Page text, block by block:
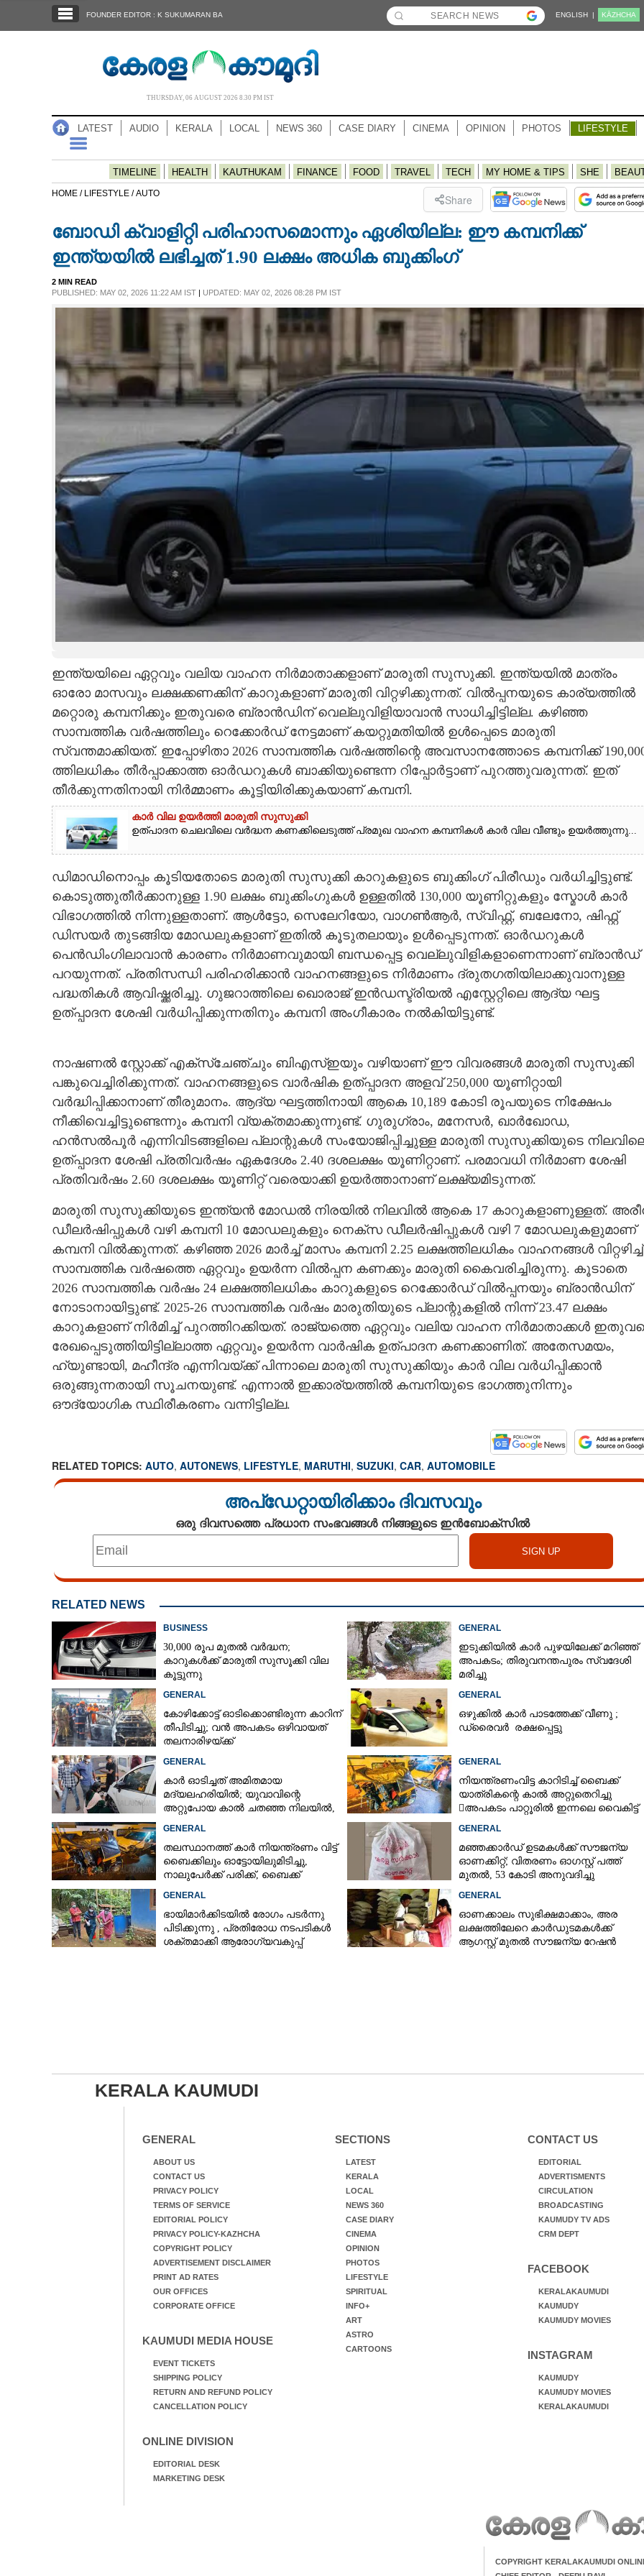
NOTIFIED NEWS
NEWS 360
CASE DIARY
SPIRITUAL
LITERATURE
CONTACT US
FOUNDER EDITOR : K SUKUMARAN BA ENGLISH | KĀZHCHA
THURSDAY, 06 AUGUST 2026 8.30 PM IST
LATEST AUDIO KERALA LOCAL NEWS 360 CASE DIARY CINEMA OPINION PHOTOS LIFESTYLE
TIMELINE HEALTH KAUTHUKAM FINANCE FOOD TRAVEL TECH MY HOME & TIPS SHE
HOME / LIFESTYLE /AUTO Share
ബോഡി ക്വാളിറ്റി പരിഹാസമൊന്നും ഏശിയില്ല: ഈ കമ്പനിക്ക്
ഇന്ത്യയിൽ ലഭിച്ചത് 1.90 ലക്ഷം അധിക ബുക്കിംഗ്
2 MIN READ
PUBLISHED: MAY 02, 2026 11:22 AM IST| UPDATED: MAY 02, 2026 08:28 PM IST
ഇന്ത്യയിലെ ഏറ്റവും വലിയ വാഹന നിർമാതാക്കളാണ് മാരുതി സുസുക്കി. ഇന്ത്യയിൽ മാത്രം
ഓരോ മാസവും ലക്ഷക്കണക്കിന് കാറുകളാണ് മാരുതി വിറ്റഴിക്കുന്നത്. വിൽപ്പനയുടെ കാര്യത്തിൽ
മറ്റൊരു കമ്പനിക്കും ഇതുവരെ ബ്രാൻഡിന് വെല്ലുവിളിയാവാൻ സാധിച്ചിട്ടില്ല. കഴിഞ്ഞ
സാമ്പത്തിക വർഷത്തിലും റെക്കോർഡ് നേട്ടമാണ് കയറ്റുമതിയിൽ ഉൾപ്പെടെ മാരുതി
സ്വന്തമാക്കിയത്. ഇപ്പോഴിതാ 2026 സാമ്പത്തിക വർഷത്തിന്റെ അവസാനത്തോടെ കമ്പനിക്ക്
ത്തിലധികം തീർപ്പാക്കാത്ത ഓർഡറുകൾ ബാക്കിയുണ്ടെന്ന റിപ്പോർട്ടാണ് പുറത്തുവരുന്നത്. ഇത്
തീർക്കുന്നതിനായി നിർമ്മാണം കൂട്ടിയിരിക്കുകയാണ് കമ്പനി.
കാർ വില ഉയർത്തി മാരുതി സുസുക്കി
ഉത്പാദന ചെലവിലെ വർദ്ധന കണക്കിലെടുത്ത് പ്രമുഖ വാഹന കമ്പനികൾ കാർ വില വീണ്ടും ഉയർത്തുന്നു...
ഡിമാഡിനൊപ്പം കൂടിയതോടെ മാരുതി സുസുക്കി കാറുകളുടെ ബുക്കിംഗ് പിരീഡും വർധിച്ചിട്ടുണ്ട്.
കൊടുത്തുതീർക്കാനുള്ള 1.90 ലക്ഷം ബുക്കിംഗുകൾ ഉള്ളതിൽ 130,000 യൂണിറ്റുകളും സ്മോൾ കാർ
വിഭാഗത്തിൽ നിന്നുള്ളതാണ്. ആൾട്ടോ, സെലേറിയോ, വാഗൺആർ, സ്വിഫ്റ്റ്, ബലേനോ, ഷിഫ്റ്റ്
ഡിസയർ തുടങ്ങിയ മോഡലുകളാണ് ഇതിൽ കൂടുതലായും ഉൾപ്പെടുന്നത്. ഓർഡറുകൾ
പെൻഡിംഗിലാവാൻ കാരണം നിർമാണവുമായി ബന്ധപ്പെട്ട വെല്ലുവിളികളാണെന്നാണ് ബ്രാൻഡ്
പറയുന്നത്. പ്രതിസന്ധി പരിഹരിക്കാൻ വാഹനങ്ങളുടെ നിർമാണം ദ്രുതഗതിയിലാക്കുവാനുള്ള
പദ്ധതികൾ ആവിഷ്ക്കരിച്ചു. ഗുജറാത്തിലെ ഖൊരാജ് ഇൻഡസ്ട്രിയൽ എസ്റ്റേറ്റിലെ ആദ്യ ഘട്ട
ഉത്പ്പാദന ശേഷി വർധിപ്പിക്കുന്നതിനും കമ്പനി അംഗീകാരം നൽകിയിട്ടുണ്ട്.
നാഷണൽ സ്റ്റോക്ക് എക്സ്ചേഞ്ചും ബിഎസ്ഇയും വഴിയാണ് ഈ വിവരങ്ങൾ മാരുതി സുസുക്കി
പങ്കുവെച്ചിരിക്കുന്നത്. വാഹനങ്ങളുടെ വാർഷിക ഉത്പ്പാദന അളവ് 250,000 യൂണിറ്റായി
വർദ്ധിപ്പിക്കാനാണ് തീരുമാനം. ആദ്യ ഘട്ടത്തിനായി ആകെ 10,189 കോടി രൂപയുടെ നിക്ഷേപം
നീക്കിവെച്ചിട്ടുണ്ടെന്നും കമ്പനി വ്യക്തമാക്കുന്നുണ്ട്. ഗുരുഗ്രാം, മനേസർ, ഖാർഖോഡ,
ഹൻസൽപൂർ എന്നിവിടങ്ങളിലെ പ്ലാന്റുകൾ സംയോജിപ്പിച്ചുള്ള മാരുതി സുസുക്കിയുടെ
ഉത്പ്പാദന ശേഷി പ്രതിവർഷം ഏകദേശം 2.40 ദശലക്ഷം യൂണിറ്റാണ്. പരമാവധി നിർമാണ ശേഷി
പ്രതിവർഷം 2.60 ദശലക്ഷം യൂണിറ്റ് വരെയാക്കി ഉയർത്താനാണ് ലക്ഷ്യമിടുന്നത്.
മാരുതി സുസുക്കിയുടെ ഇന്ത്യൻ മോഡൽ നിരയിൽ നിലവിൽ ആകെ 17 കാറുകളാണുള്ളത്.
ഡീലർഷിപ്പുകൾ വഴി കമ്പനി 10 മോഡലുകളും നെക്സ ഡീലർഷിപ്പുകൾ വഴി 7 മോഡലുകളുമാണ്
കമ്പനി വിൽക്കുന്നത്. കഴിഞ്ഞ 2026 മാർച്ച് മാസം കമ്പനി 2.25 ലക്ഷത്തിലധികം വാഹനങ്ങൾ വിറ്റഴിച്ച്
സാമ്പത്തിക വർഷത്തെ ഏറ്റവും ഉയർന്ന വിൽപ്പന കണക്കും മാരുതി കൈവരിച്ചിരുന്നു. കൂടാതെ
2026 സാമ്പത്തിക വർഷം 24 ലക്ഷത്തിലധികം കാറുകളുടെ റെക്കോർഡ് വിൽപ്പനയും ബ്രാൻഡിന്
നോടാനായിട്ടുണ്ട്. 2025-26 സാമ്പത്തിക വർഷം മാരുതിയുടെ പ്ലാന്റുകളിൽ നിന്ന് 23.47 ലക്ഷം
കാറുകളാണ് നിർമിച്ച് പുറത്തിറക്കിയത്. രാജ്യത്തെ ഏറ്റവും വലിയ വാഹന നിർമാതാക്കൾ
രേഖപ്പെടുത്തിയിട്ടില്ലാത്ത ഏറ്റവും ഉയർന്ന വാർഷിക ഉത്പാദന കണക്കാണിത്. അതേസമയം,​
ഹ്യുണ്ടായി,​ മഹീന്ദ്ര എന്നിവയ്ക്ക് പിന്നാലെ മാരുതി സുസുക്കിയും കാർ വില വർധിപ്പിക്കാൻ
ഒരുങ്ങുന്നതായി സൂചനയുണ്ട്. എന്നാൽ ഇക്കാര്യത്തിൽ കമ്പനിയുടെ ഭാഗത്തുനിന്നും
ഔദ്യോഗിക സ്ഥിരീകരണം വന്നിട്ടില്ല.
RELATED TOPICS: AUTO, AUTONEWS, LIFESTYLE, MARUTHI, SUZUKI, CAR, AUTOMOBILE
അപ്ഡേറ്റായിരിക്കാം ദിവസവും
ഒരു ദിവസത്തെ പ്രധാന സംഭവങ്ങൾ നിങ്ങളുടെ ഇൻബോക്സിൽ
RELATED NEWS
BUSINESS
30,000 രൂപ മുതല്‍ വര്‍ദ്ധന;
കാറുകള്‍ക്ക് മാരുതി സുസൂക്കി വില
കൂട്ടുന്നു
GENERAL
ഇടുക്കിയിൽ കാർ പുഴയിലേക്ക് മറിഞ്ഞ്
അപകടം; തിരുവനന്തപുരം സ്വദേശി
മരിച്ചു
GENERAL
കോഴിക്കോട്ട് ഓടിക്കൊണ്ടിരുന്ന കാറിന്
തീപിടിച്ചു; വൻ അപകടം ഒഴിവായത്
തലനാരിഴയ്ക്ക്
GENERAL
ഒഴുക്കിൽ കാർ പാടത്തേക്ക് വീണു ;
ഡ്രൈവർ രക്ഷപ്പെട്ടു
GENERAL
കാർ ഓടിച്ചത് അമിതമായ
മദ്യലഹരിയിൽ; യുവാവിന്റെ
അറ്റുപോയ കാൽ ചതഞ്ഞ നിലയിൽ,
GENERAL
നിയന്ത്രണംവിട്ട കാറിടിച്ച് ബൈക്ക്
യാത്രികന്റെ കാൽ അറ്റുതെറിച്ചു
അപകടം പാറ്റൂരിൽ ഇന്നലെ വൈകിട്ട്
കാറിലുണ്ടായിരുന്നവർ കസ്റ്റഡിയിൽ
GENERAL
തലസ്ഥാനത്ത് കാർ നിയന്ത്രണം വിട്ട്
ബൈക്കിലും ഓട്ടോയിലുമിടിച്ചു,​
നാലുപേർക്ക് പരിക്ക്,​ ബൈക്ക്
GENERAL
മഞ്ഞക്കാർഡ് ഉടമകൾക്ക് സൗജന്യ
ഓണക്കിറ്റ്; വിതരണം ഓഗസ്റ്റ് പത്ത്
മുതൽ, 53 കോടി അനുവദിച്ചു
GENERAL
ഭായിമാർക്കിടയിൽ രോഗം പടർന്നു
പിടിക്കുന്നു ,​ പ്രതിരോധ നടപടികൾ
ശക്തമാക്കി ആരോഗ്യവകുപ്പ്
GENERAL
ഓണക്കാലം സുഭിക്ഷമാക്കാം,​ അര
ലക്ഷത്തിലേറെ കാർഡുടമകൾക്ക്
ആഗസ്റ്റ് മുതൽ സൗജന്യ റേഷൻ
KERALA KAUMUDI
GENERAL
ABOUT US
CONTACT US
PRIVACY POLICY
TERMS OF SERVICE
EDITORIAL POLICY
PRIVACY POLICY-KAZHCHA
COPYRIGHT POLICY
ADVERTISEMENT DISCLAIMER
PRINT AD RATES
OUR OFFICES
CORPORATE OFFICE
KAUMUDI MEDIA HOUSE
EVENT TICKETS
SHIPPING POLICY
RETURN AND REFUND POLICY
CANCELLATION POLICY
ONLINE DIVISION
EDITORIAL DESK
MARKETING DESK
SECTIONS
LATEST
KERALA
LOCAL
NEWS 360
CASE DIARY
CINEMA
OPINION
PHOTOS
LIFESTYLE
SPIRITUAL
INFO+
ART
ASTRO
CARTOONS
CONTACT US
EDITORIAL
ADVERTISMENTS
CIRCULATION
BROADCASTING
KAUMUDY TV ADS
CRM DEPT
FACEBOOK
KERALAKAUMUDI
KAUMUDY
KAUMUDY MOVIES
INSTAGRAM
KAUMUDY
KAUMUDY MOVIES
KERALAKAUMUDI
COPYRIGHT KERALAKAUMUDI
ബോഡി ക്വാളിറ്റി പരിഹാസമൊന്നും
ഏശിയില്ല: ഈ കമ്പനിക്ക് ഇന്ത്യയിൽ
ലഭിച്ചത് 1.90 ലക്ഷം അധിക ബുക്കിംഗ്
Share this link
Copy Link